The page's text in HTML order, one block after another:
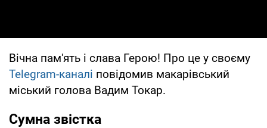
Вічна пам'ять і слава Герою! Про це у своєму
Telegram-каналі повідомив макарівський
міський голова Вадим Токар.
Сумна звістка